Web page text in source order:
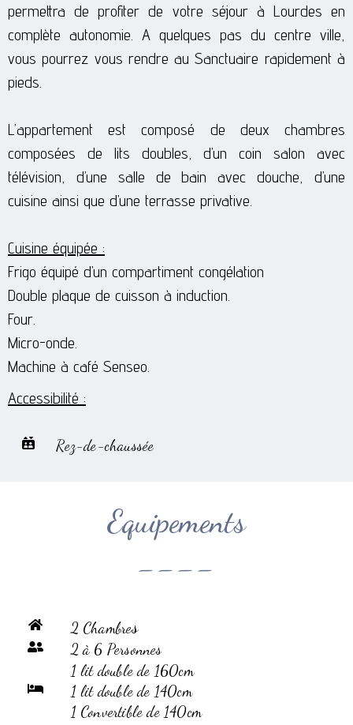
permettra de profiter de votre séjour à Lourdes en
complète autonomie. A quelques pas du centre ville,
vous pourrez vous rendre au Sanctuaire rapidement à
pieds.
L’appartement est composé de deux chambres
composées de lits doubles, d’un coin salon avec
télévision, d’une salle de bain avec douche, d’une
cuisine ainsi que d’une terrasse privative.
Cuisine équipée :
Frigo équipé d’un compartiment congélation
Double plaque de cuisson à induction.
Four.
Micro-onde.
Machine à café Senseo.
Accessibilité :
Rez-de-chaussée
Equipements
----
2 Chambres
2 à 6 Personnes
1 lit double de 160cm
1 lit double de 140cm
1 Convertible de 140cm